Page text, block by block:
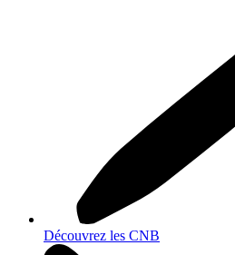
Découvrez les CNB